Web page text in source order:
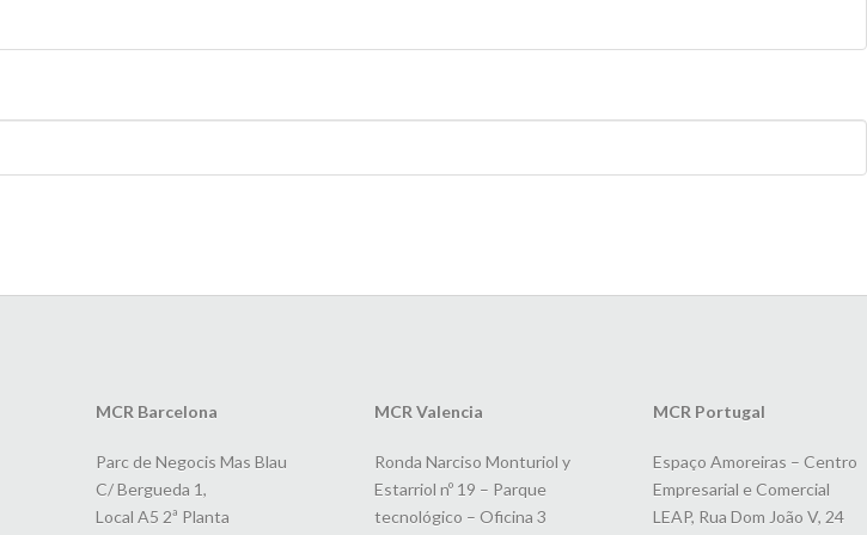
MCR Barcelona
Parc de Negocis Mas Blau
C/ Bergueda 1,
Local A5 2ª Planta
MCR Valencia
Ronda Narciso Monturiol y
Estarriol nº 19 – Parque
tecnológico – Oficina 3
MCR Portugal
Espaço Amoreiras – Centro
Empresarial e Comercial
LEAP, Rua Dom João V, 24